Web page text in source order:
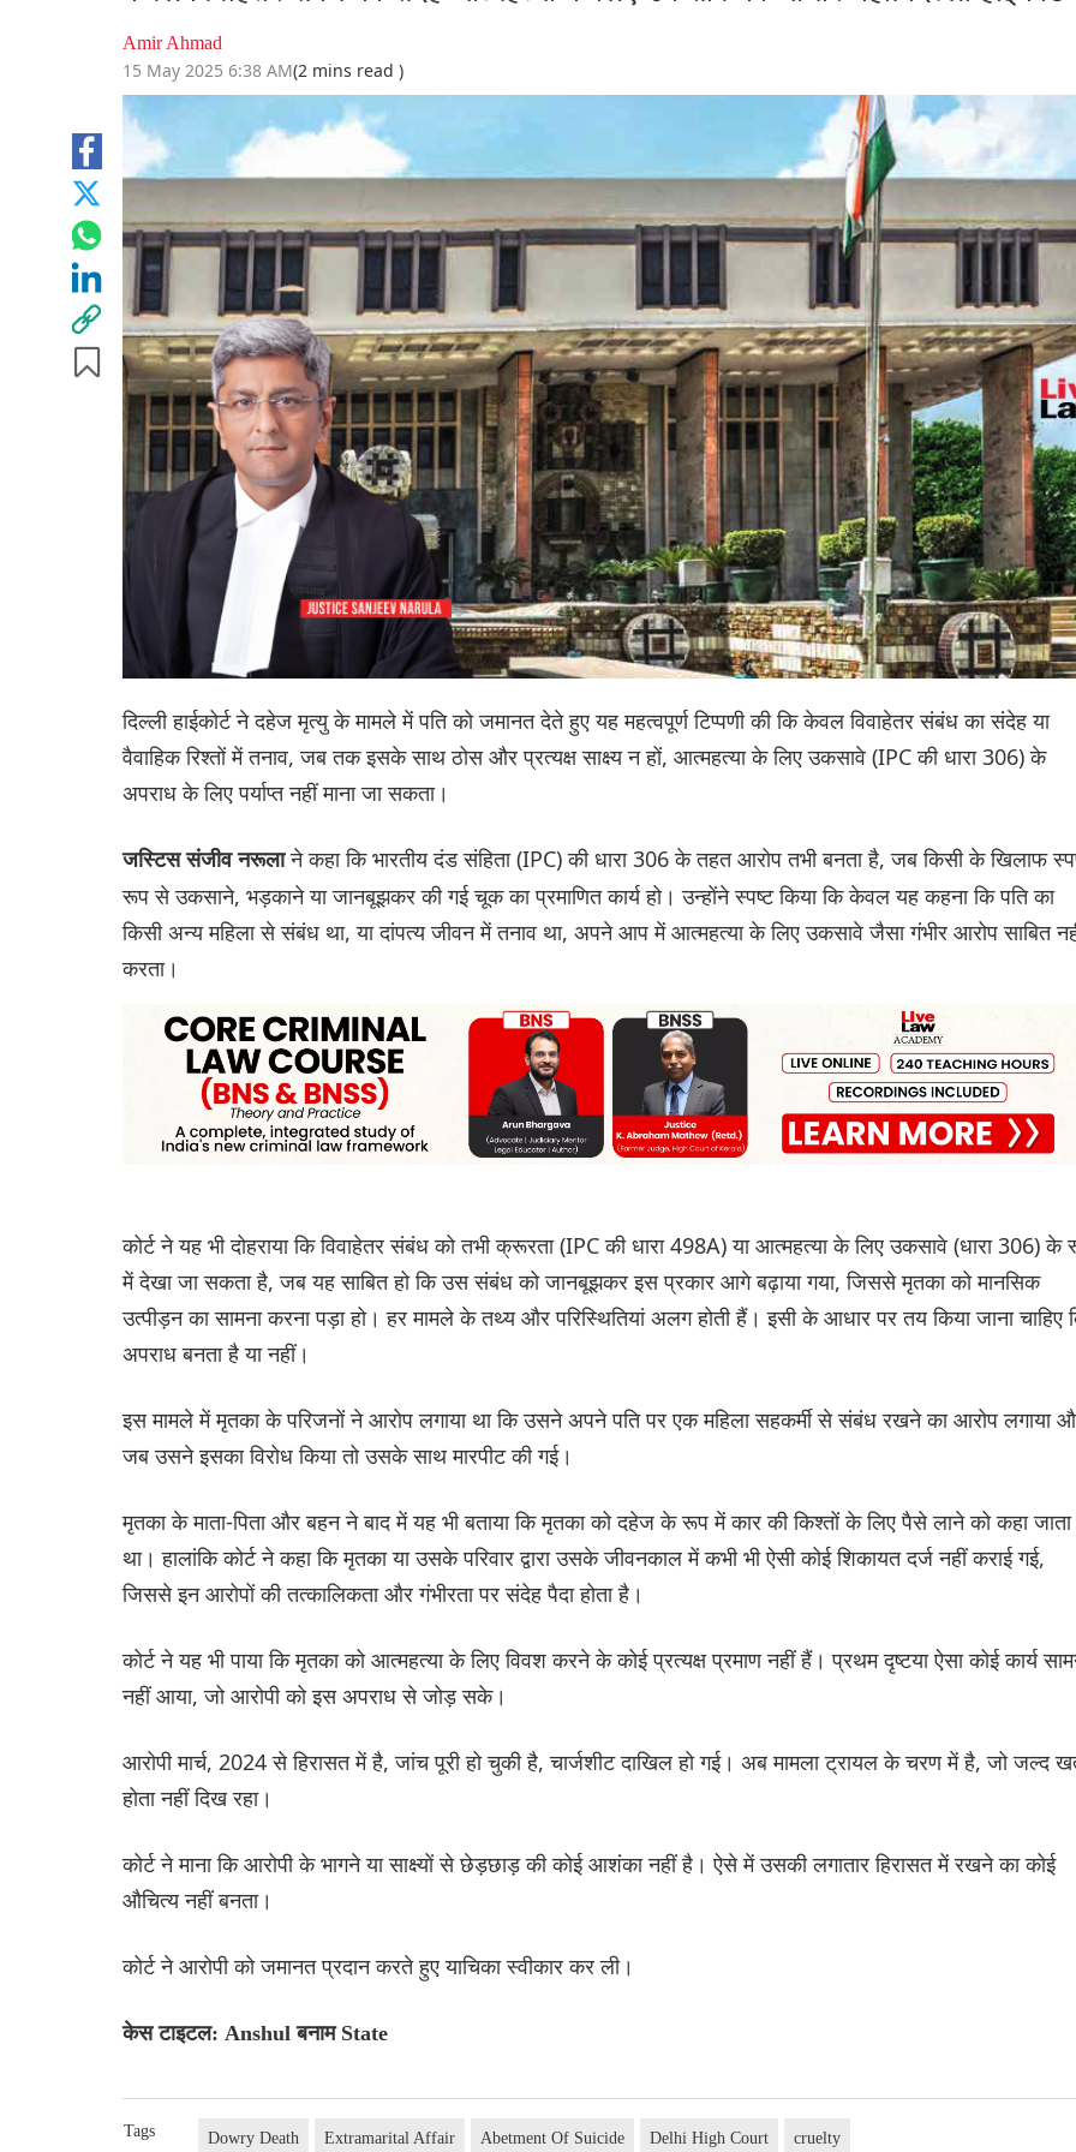
Amir Ahmad
15 May 2025 6:38 AM(2 mins read )
दिल्ली हाईकोर्ट ने दहेज मृत्यु के मामले में पति को जमानत देते हुए यह महत्वपूर्ण टिप्पणी की कि केवल विवाहेतर संबंध का संदेह या
वैवाहिक रिश्तों में तनाव, जब तक इसके साथ ठोस और प्रत्यक्ष साक्ष्य न हों, आत्महत्या के लिए उकसावे (IPC की धारा 306) के
अपराध के लिए पर्याप्त नहीं माना जा सकता।
जस्टिस संजीव नरूलाने कहा कि भारतीय दंड संहिता (IPC) की धारा 306 के तहत आरोप तभी बनता है, जब किसी के खिलाफ
रूप से उकसाने, भड़काने या जानबूझकर की गई चूक का प्रमाणित कार्य हो। उन्होंने स्पष्ट किया कि केवल यह कहना कि पति का
किसी अन्य महिला से संबंध था, या दांपत्य जीवन में तनाव था, अपने आप में आत्महत्या के लिए उकसावे जैसा गंभीर आरोप साबित
करता।
कोर्ट ने यह भी दोहराया कि विवाहेतर संबंध को तभी क्रूरता (IPC की धारा 498A) या आत्महत्या के लिए उकसावे (धारा 306) के
में देखा जा सकता है, जब यह साबित हो कि उस संबंध को जानबूझकर इस प्रकार आगे बढ़ाया गया, जिससे मृतका को मानसिक
उत्पीड़न का सामना करना पड़ा हो। हर मामले के तथ्य और परिस्थितियां अलग होती हैं। इसी के आधार पर तय किया जाना चाहिए
अपराध बनता है या नहीं।
इस मामले में मृतका के परिजनों ने आरोप लगाया था कि उसने अपने पति पर एक महिला सहकर्मी से संबंध रखने का आरोप लगाया
जब उसने इसका विरोध किया तो उसके साथ मारपीट की गई।
मृतका के माता-पिता और बहन ने बाद में यह भी बताया कि मृतका को दहेज के रूप में कार की किश्तों के लिए पैसे लाने को कहा जाता
था। हालांकि कोर्ट ने कहा कि मृतका या उसके परिवार द्वारा उसके जीवनकाल में कभी भी ऐसी कोई शिकायत दर्ज नहीं कराई गई,
जिससे इन आरोपों की तत्कालिकता और गंभीरता पर संदेह पैदा होता है।
कोर्ट ने यह भी पाया कि मृतका को आत्महत्या के लिए विवश करने के कोई प्रत्यक्ष प्रमाण नहीं हैं। प्रथम दृष्टया ऐसा कोई कार्य
नहीं आया, जो आरोपी को इस अपराध से जोड़ सके।
आरोपी मार्च, 2024 से हिरासत में है, जांच पूरी हो चुकी है, चार्जशीट दाखिल हो गई। अब मामला ट्रायल के चरण में है, जो जल्द
होता नहीं दिख रहा।
कोर्ट ने माना कि आरोपी के भागने या साक्ष्यों से छेड़छाड़ की कोई आशंका नहीं है। ऐसे में उसकी लगातार हिरासत में रखने का कोई
औचित्य नहीं बनता।
कोर्ट ने आरोपी को जमानत प्रदान करते हुए याचिका स्वीकार कर ली।
केस टाइटल: Anshul बनाम State
Tags Dowry Death Extramarital Affair Abetment Of Suicide Delhi High Court cruelty